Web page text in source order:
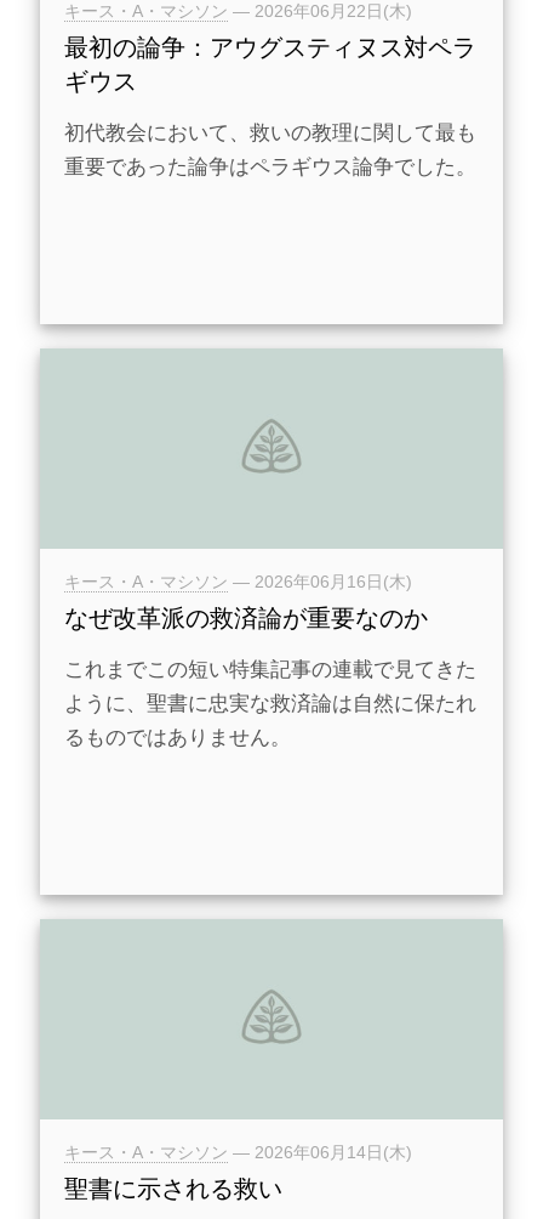
キース・A・マシソン — 2026年06月22日(木)
最初の論争：アウグスティヌス対ペラ
ギウス
初代教会において、救いの教理に関して最も
重要であった論争はペラギウス論争でした。
キース・A・マシソン — 2026年06月16日(木)
なぜ改革派の救済論が重要なのか
これまでこの短い特集記事の連載で見てきた
ように、聖書に忠実な救済論は自然に保たれ
るものではありません。
キース・A・マシソン — 2026年06月14日(木)
聖書に示される救い